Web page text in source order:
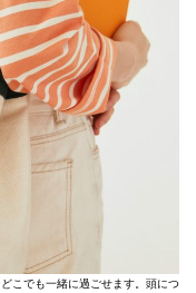
こでも一緒に過ごせます。頭につ